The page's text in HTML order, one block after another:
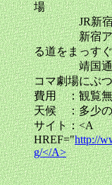
場
JR新宿駅東
新宿アルタ
る道をまっす
靖国通りを
コマ劇場にぶ
費用 ：観覧
天候 ：多少
サイト：<A
HREF="http://
g/</A>